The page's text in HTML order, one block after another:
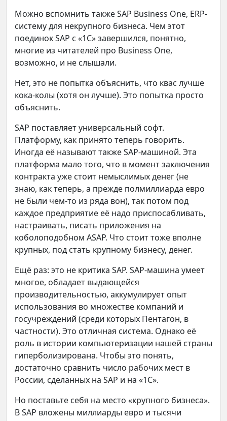
Можно вспомнить также SAP Business One, ERP-
систему для некрупного бизнеса. Чем этот
поединок SAP с «1С» завершился, понятно,
многие из читателей про Business One,
возможно, и не слышали.
Нет, это не попытка объяснить, что квас лучше
кока-колы (хотя он лучше). Это попытка просто
объяснить.
SAP поставляет универсальный софт.
Платформу, как принято теперь говорить.
Иногда её называют также SAP-машиной. Эта
платформа мало того, что в момент заключения
контракта уже стоит немыслимых денег (не
знаю, как теперь, а прежде полмиллиарда евро
не были чем-то из ряда вон), так потом под
каждое предприятие её надо приспосабливать,
настраивать, писать приложения на
коболоподобном ASAP. Что стоит тоже вполне
крупных, под стать крупному бизнесу, денег.
Ещё раз: это не критика SAP. SAP-машина умеет
многое, обладает выдающейся
производительностью, аккумулирует опыт
использования во множестве компаний и
госучреждений (среди которых Пентагон, в
частности). Это отличная система. Однако её
роль в истории компьютеризации нашей страны
гиперболизирована. Чтобы это понять,
достаточно сравнить число рабочих мест в
России, сделанных на SAP и на «1С».
Но поставьте себя на место «крупного бизнеса».
В SAP вложены миллиарды евро и тысячи